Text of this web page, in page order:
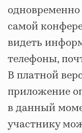
одновременно
самой
видеть
телефоны,
В платной
приложение
в данный
участнику